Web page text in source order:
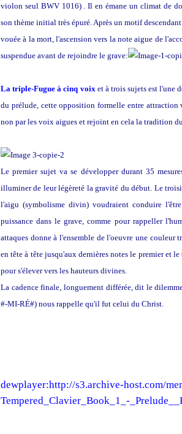
violon seul BWV 1016) . Il en émane un climat de
son thème initial très épuré. Après un motif
vouée à la mort, l'ascension vers la note aigue de
suspendue avant de rejoindre le grave:
La triple-Fugue à cinq voix et à trois sujets est l'une
du prélude, cette opposition formelle entre attraction
non par les voix aigues et rejoint en cela la tradition
Le premier sujet va se développer durant 35
illuminer de leur légèreté la gravité du début. Le
l'aigu (symbolisme divin) voudraient conduire
puissance dans le grave, comme pour rappeller
attaques donne à l'ensemble de l'oeuvre une couleur
en tête à tête jusqu'aux dernières notes le premier et
pour s'élever vers les hauteurs divines.
La cadence finale, longuement différée, dit le
#-MI-RÉ#) nous rappelle qu'il fut celui du Christ.
dewplayer:http://s3.archive-host.com/
Tempered_Clavier_Book_1_-